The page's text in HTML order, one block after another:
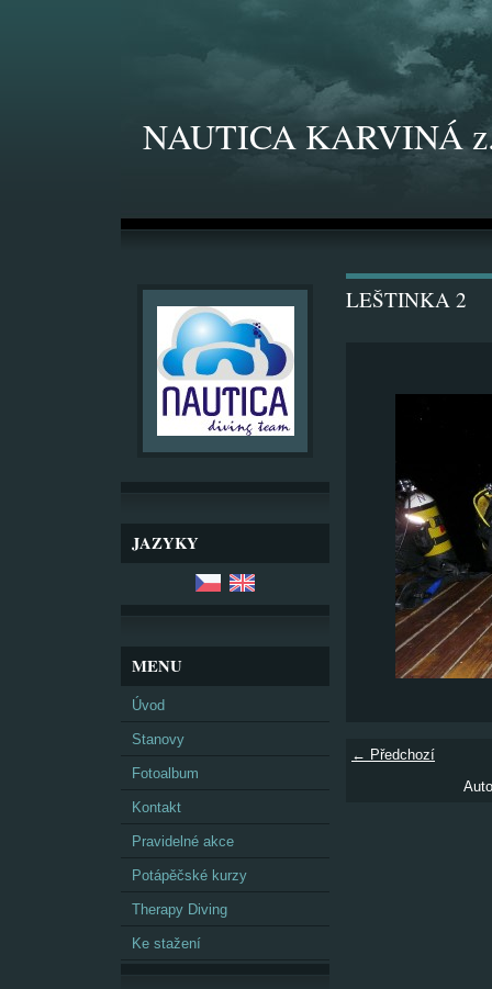
NAUTICA KARVINÁ
JAZYKY
MENU
Úvod
Stanovy
Fotoalbum
Kontakt
Pravidelné akce
Potápěčské kurzy
Therapy Diving
Ke stažení
LEŠTINKA 2
← Předchozí